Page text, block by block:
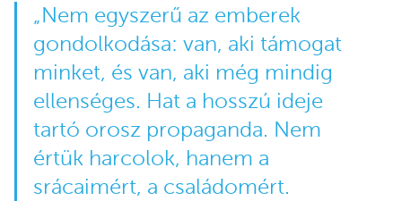
„Nem egyszerű az emberek
gondolkodása: van, aki támogat
minket, és van, aki még mindig
ellenséges. Hat a hosszú ideje
tartó orosz propaganda. Nem
értük harcolok, hanem a
srácaimért, a családomért.